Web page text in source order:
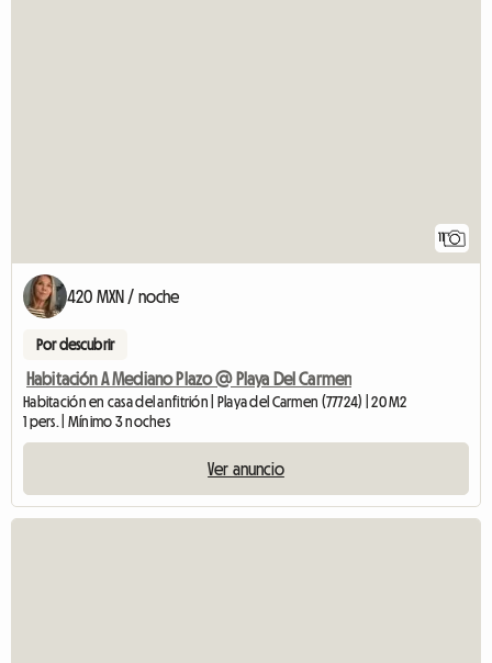
11
420 MXN / noche
Por descubrir
Habitación A Mediano Plazo @ Playa Del Carmen
Habitación en casa del anfitrión | Playa del Carmen (77724) | 20 M2
1 pers. | Mínimo 3 noches
Ver anuncio